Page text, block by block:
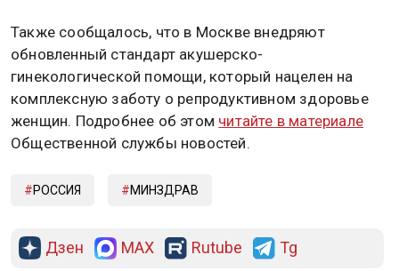
Также сообщалось, что в Москве внедряют
обновленный стандарт акушерско-
гинекологической помощи, который нацелен на
комплексную заботу о репродуктивном здоровье
женщин. Подробнее об этом читайте в материале
Общественной службы новостей.
РОССИЯ МИНЗДРАВ
Дзен MAX Rutube Tg